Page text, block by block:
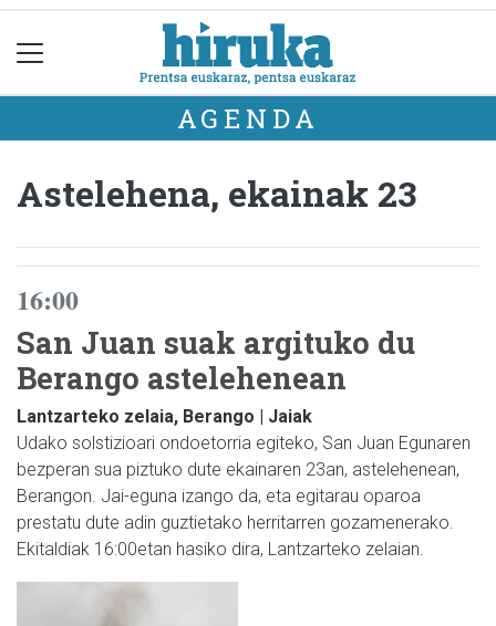
AGENDA
Astelehena, ekainak 23
16:00
San Juan suak argituko du
Berango astelehenean
Lantzarteko zelaia, Berango | Jaiak
Udako solstizioari ondoetorria egiteko, San Juan Egunaren
bezperan sua piztuko dute ekainaren 23an, astelehenean,
Berangon. Jai-eguna izango da, eta egitarau oparoa
prestatu dute adin guztietako herritarren gozamenerako.
Ekitaldiak 16:00etan hasiko dira, Lantzarteko zelaian.